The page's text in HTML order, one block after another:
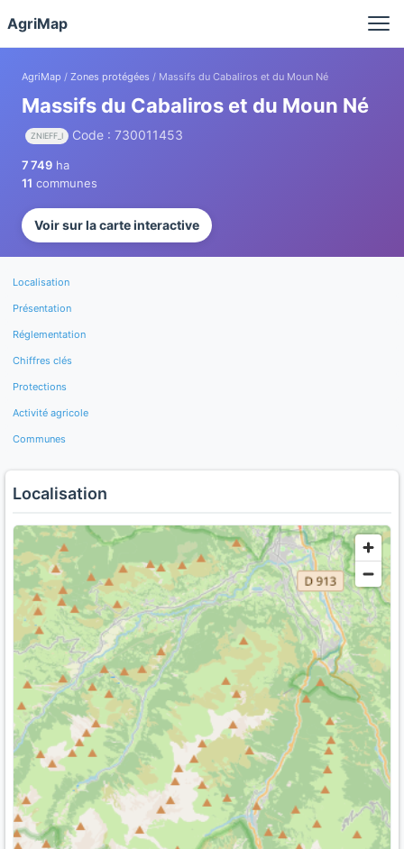
AgriMap
AgriMap / Zones protégées / Massifs du Cabaliros et du Moun Né
Massifs du Cabaliros et du Moun Né
ZNIEFF_I Code : 730011453
7 749 ha
11 communes
Voir sur la carte interactive
Localisation
Présentation
Réglementation
Chiffres clés
Protections
Activité agricole
Communes
Localisation